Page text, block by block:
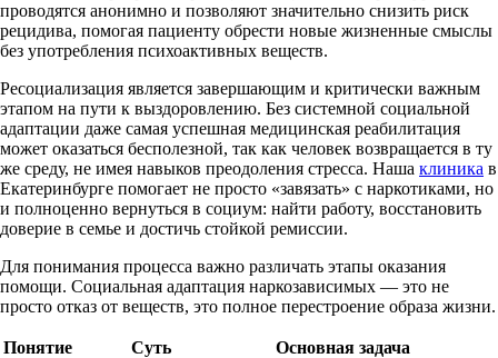
проводятся анонимно и позволяют значительно снизить риск
рецидива, помогая пациенту обрести новые жизненные смыслы
без употребления психоактивных веществ.
Ресоциализация является завершающим и критически важным
этапом на пути к выздоровлению. Без системной социальной
адаптации даже самая успешная медицинская реабилитация
может оказаться бесполезной, так как человек возвращается в ту
же среду, не имея навыков преодоления стресса. Наша клиника в
Екатеринбурге помогает не просто «завязать» с наркотиками, но
и полноценно вернуться в социум: найти работу, восстановить
доверие в семье и достичь стойкой ремиссии.
Для понимания процесса важно различать этапы оказания
помощи. Социальная адаптация наркозависимых — это не
просто отказ от веществ, это полное перестроение образа жизни.
Понятие Суть
Основная задача